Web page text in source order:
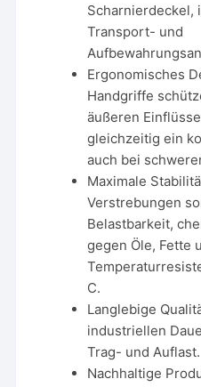
Scharnierdeckel,
Transport- und
Ergonomisches
Handgriffe
äußeren
gleichzeitig ein
auch bei
Maximale
Verstrebungen
Belastbarkeit,
gegen Öle, Fette
C.
Langlebige
industriellen
Trag- und Auflast.
Nachhaltige